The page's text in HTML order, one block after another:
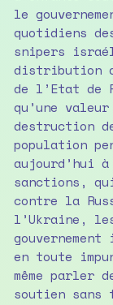
le
quotidiens
snipers
distribution
de l’Etat de
qu’une
destruction
population
aujourd’hui
sanctions,
contre la
l’Ukraine,
en toute
même parler
soutien